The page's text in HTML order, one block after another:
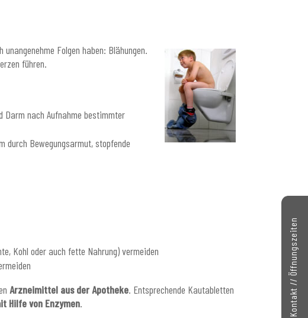
Folgen haben: Blähungen.
führen.
Darm nach Aufnahme bestimmter
durch Bewegungsarmut, stopfende
Kohl oder auch fette Nahrung) vermeiden
Arzneimittel aus der Apotheke. Entsprechende Kautabletten
Hilfe von Enzymen.
Kontakt // Öffnungszeiten